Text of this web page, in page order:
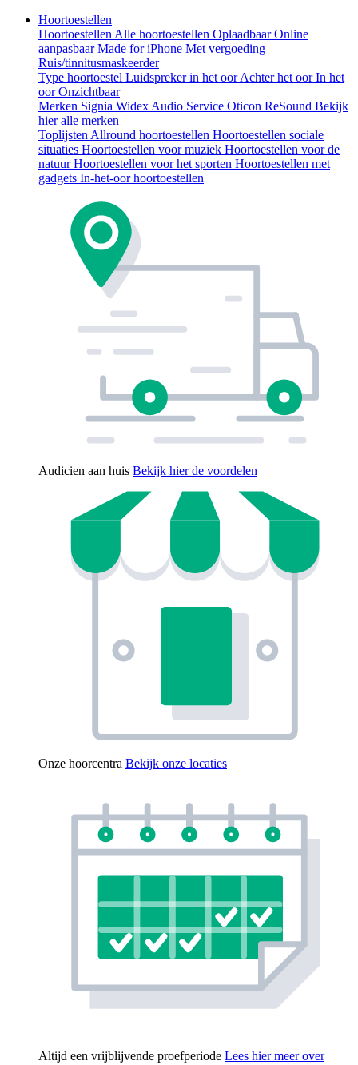
Hoortoestellen
Hoortoestellen Alle hoortoestellen OplaadbaarOnline
aanpasbaarMade for iPhone Met vergoeding
Ruis/tinnitusmaskeerder
Type hoortoestel Luidspreker in het oorAchter het oorIn het
oorOnzichtbaar
Merken Signia Widex Audio Service Oticon ReSound Bekijk
hier alle merken
Toplijsten Allround hoortoestellen Hoortoestellen sociale
situaties Hoortoestellen voor muziek Hoortoestellen voor de
natuurHoortoestellen voor het sporten Hoortoestellen met
gadgets In-het-oor hoortoestellen
Audicien aan huis Bekijk hier de voordelen
Onze hoorcentra Bekijk onze locaties
Altijd een vrijblijvende proefperiode Lees hier meer over